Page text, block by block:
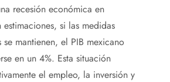
recesión económica en
si las medidas
se mantienen, el PIB mexicano
en un 4%. Esta situación
el empleo, la inversión y